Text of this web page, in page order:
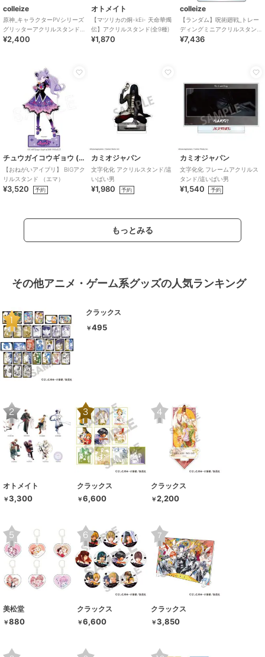
colleize
原神_キャラクターPVシリーズ
グリッターアクリルスタンド
ヌヴィレット
¥2,400
オトメイト
【マツリカの炯-kEi- 天命華燭
伝】アクリルスタンド(全9種)
¥1,870
colleize
【ランダム】呪術廻戦_トレー
ディングミニアクリルスタン
ド プレゼントVer.【BOX】
¥7,436
チュウガイコウギョウ (Chugai Mining)
【おねがいアイプリ】 BIGアク
リルスタンド （エマ）
¥3,520 予約
カミオジャパン
文字化化 アクリルスタンド/這
いばい男
¥1,980 予約
カミオジャパン
文字化化 フレームアクリルス
タンド/這いばい男
¥1,540 予約
もっとみる
その他アニメ・ゲーム系グッズの人気ランキング
クラックス
￥495
オトメイト
￥3,300
クラックス
￥6,600
クラックス
￥2,200
美松堂
￥880
クラックス
￥6,600
クラックス
￥3,850